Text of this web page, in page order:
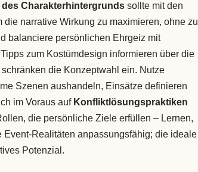
Charakterhintergrundssollte mit den
narrative Wirkung zu maximieren, ohne zu
balanciere persönlichen Ehrgeiz mit
zum Kostümdesign informieren über die
die Konzeptwahl ein. Nutze
Szenen aushandeln, Einsätze definieren
im Voraus auf Konfliktlösungspraktiken
die persönliche Ziele erfüllen – Lernen,
Realitäten anpassungsfähig; die ideale
Potenzial.